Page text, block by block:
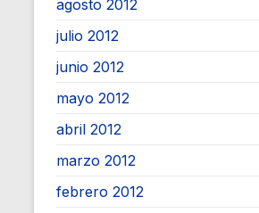
agosto 2012
julio 2012
junio 2012
mayo 2012
abril 2012
marzo 2012
febrero 2012